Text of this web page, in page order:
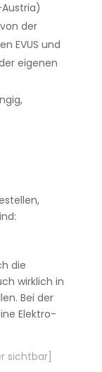
der
EVUS und
eigenen
die
wirklich in
Bei der
Elektro-
sichtbar]